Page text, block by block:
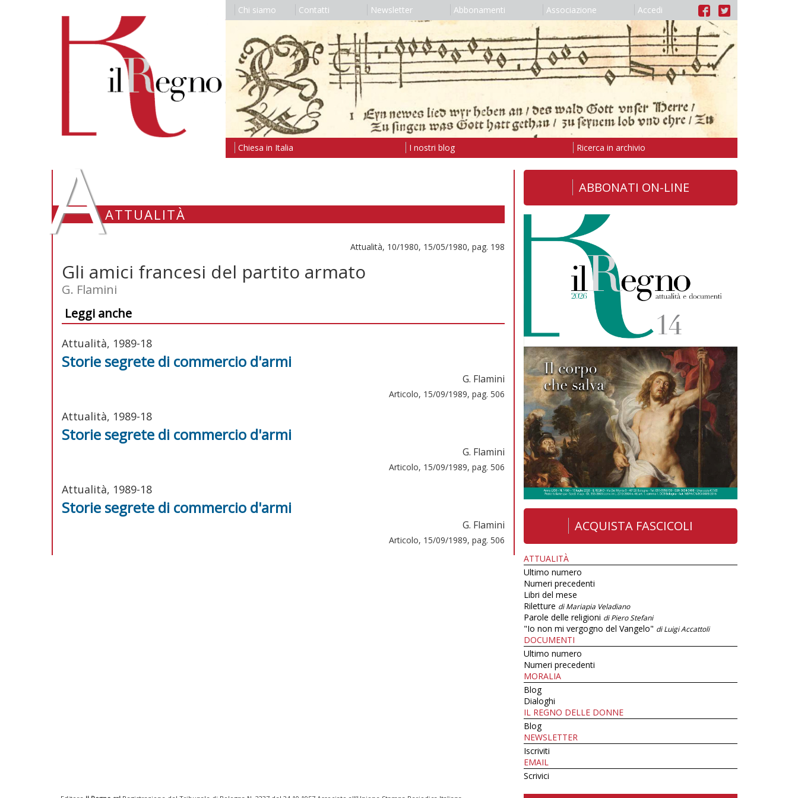
Chi siamo Contatti Newsletter Abbonamenti Associazione Accedi
Chiesa in Italia I nostri blog Ricerca in archivio
AATTUALITÀ
Attualità, 10/1980, 15/05/1980, pag. 198
Gli amici francesi del partito armato
G. Flamini
Leggi anche
Attualità, 1989-18
Storie segrete di commercio d'armi
G. Flamini
Articolo, 15/09/1989, pag. 506
Attualità, 1989-18
Storie segrete di commercio d'armi
G. Flamini
Articolo, 15/09/1989, pag. 506
Attualità, 1989-18
Storie segrete di commercio d'armi
G. Flamini
Articolo, 15/09/1989, pag. 506
ABBONATI ON-LINE
ACQUISTA FASCICOLI
ATTUALITÀ
Ultimo numero
Numeri precedenti
Libri del mese
Riletture di Mariapia Veladiano
Parole delle religioni di Piero Stefani
"Io non mi vergogno del Vangelo" di Luigi Accattoli
DOCUMENTI
Ultimo numero
Numeri precedenti
MORALIA
Blog
Dialoghi
IL REGNO DELLE DONNE
Blog
NEWSLETTER
Iscriviti
EMAIL
Scrivici